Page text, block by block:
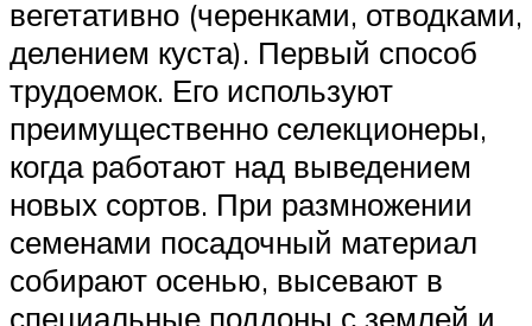
вегетативно (черенками, отводками,
делением куста). Первый способ
трудоемок. Его используют
преимущественно селекционеры,
когда работают над выведением
новых сортов. При размножении
семенами посадочный материал
собирают осенью, высевают в
специальные поддоны с землей и